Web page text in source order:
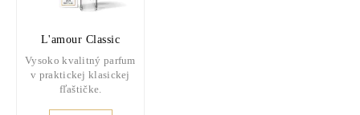
L'amour Classic
Vysoko kvalitný parfum
v praktickej klasickej
fľaštičke.